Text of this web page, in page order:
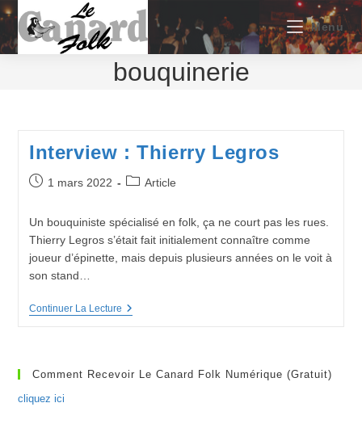
Skip
to
content
Menu
bouquinerie
Interview : Thierry Legros
Publication
1 mars 2022
PostArticle
Un bouquiniste spécialisé en folk, ça ne court pas les rues.
Thierry Legros s’était fait initialement connaître comme
joueur d’épinette, mais depuis plusieurs années on le voit à
son stand…
Continuer La LectureInterview
Comment Recevoir Le Canard Folk Numérique (gratuit)
cliquez ici